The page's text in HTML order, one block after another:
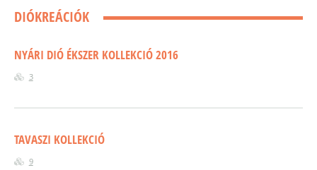
DIÓKREÁCIÓK
NYÁRI DIÓ ÉKSZER KOLLEKCIÓ 2016
3
TAVASZI KOLLEKCIÓ
9